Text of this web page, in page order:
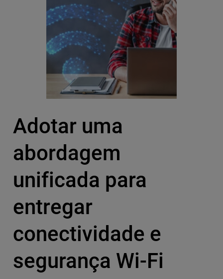
Adotar uma
abordagem
unificada para
entregar
conectividade e
segurança Wi-Fi